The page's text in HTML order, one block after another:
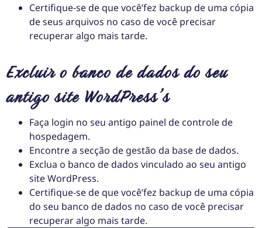
Certifique-se de que você’fez backup de uma cópia
de seus arquivos no caso de você precisar
recuperar algo mais tarde.
Excluir o banco de dados do seu
antigo site WordPress’s
Faça login no seu antigo painel de controle de
hospedagem.
Encontre a secção de gestão da base de dados.
Exclua o banco de dados vinculado ao seu antigo
site WordPress.
Certifique-se de que você’fez backup de uma cópia
do seu banco de dados no caso de você precisar
recuperar algo mais tarde.